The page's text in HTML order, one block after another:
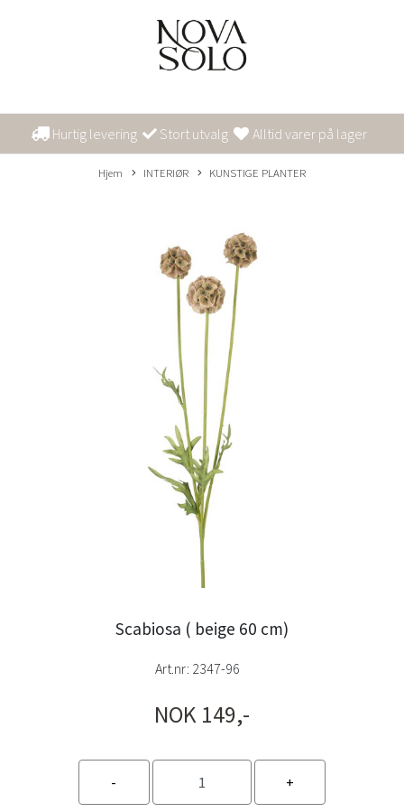
Hurtig levering Stort utvalg Alltid varer på lager
Hjem INTERIØR KUNSTIGE PLANTER
Scabiosa ( beige 60 cm)
Art.nr: 2347-96
NOK 149,-